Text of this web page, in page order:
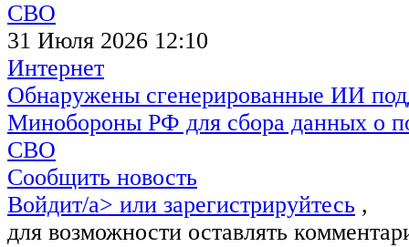
31 Июля 2026 12:10
Интернет
Обнаружены сгенерированные ИИ
Минобороны РФ для сбора данных о
СВО
Сообщить новость
Войдит/a> или зарегистрируйтесь ,
для возможности оставлять